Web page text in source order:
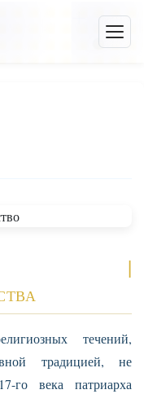
меню
|
течений,
традицией, не
го века патриарха